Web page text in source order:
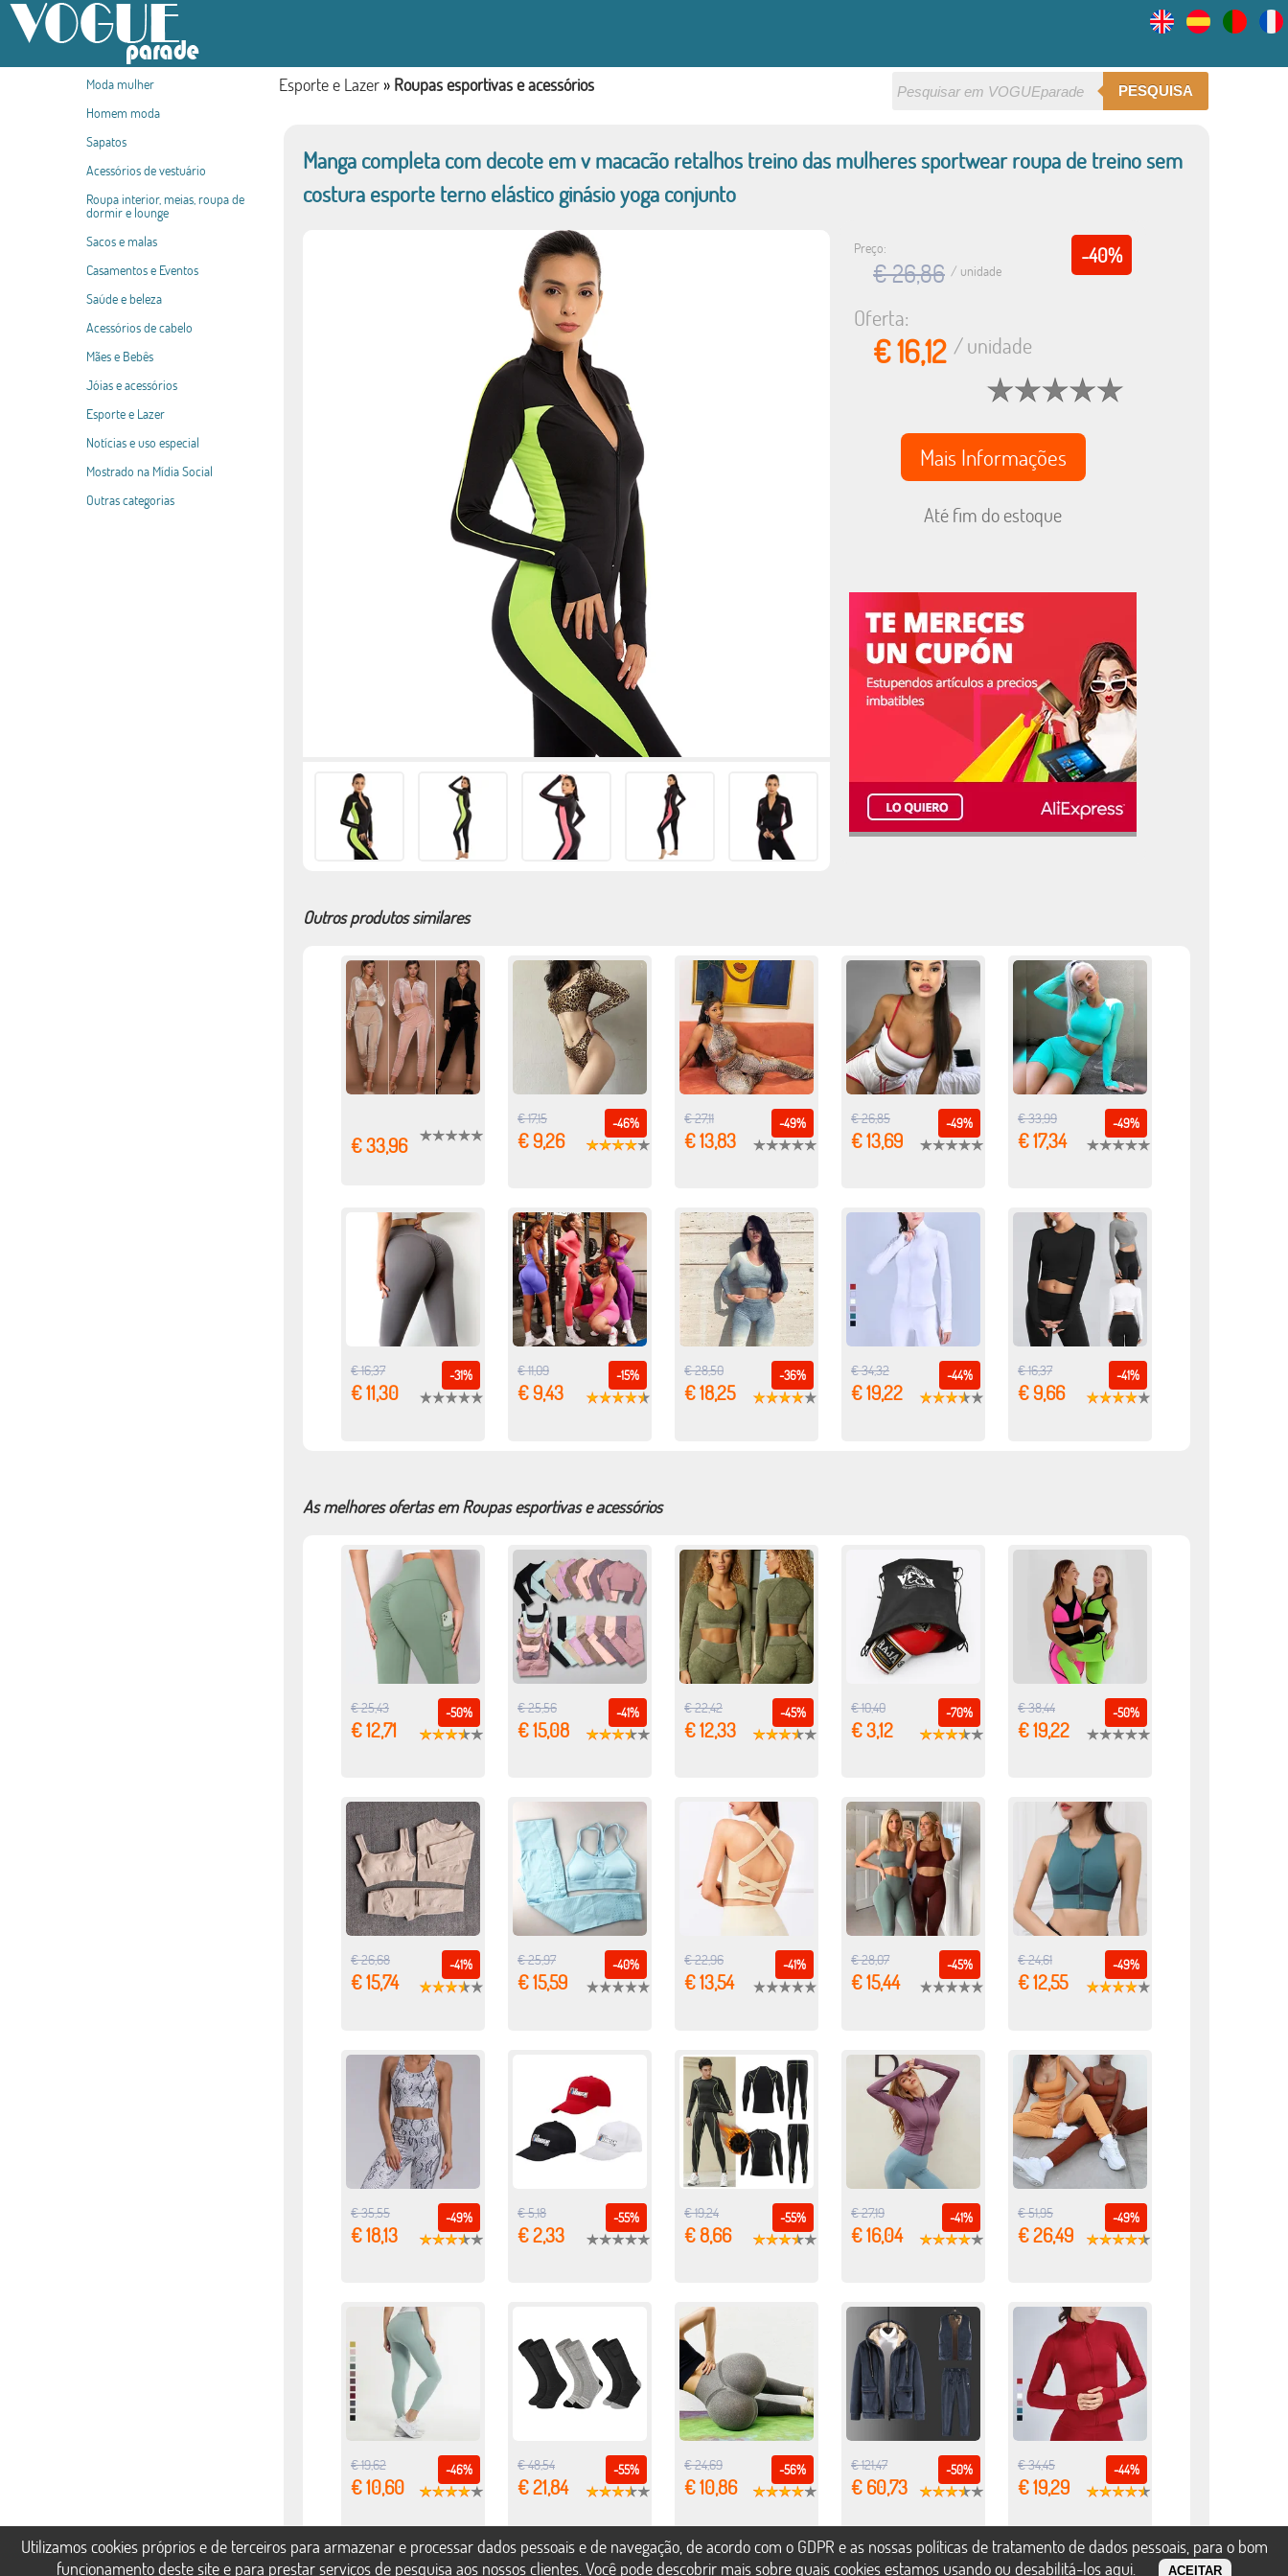
Moda mulher
Homem moda
Sapatos
Acessórios de vestuário
Roupa interior, meias, roupa de
dormir e lounge
Sacos e malas
Casamentos e Eventos
Saúde e beleza
Acessórios de cabelo
Mães e Bebês
Jóias e acessórios
Esporte e Lazer
Notícias e uso especial
Mostrado na Mídia Social
Outras categorias
PESQUISA
Esporte e Lazer » Roupas esportivas e acessórios
Manga completa com decote em v macacão retalhos treino das mulheres sportwear roupa de treino sem
costura esporte terno elástico ginásio yoga conjunto
-40%
Preço:
€ 26,86 / unidade
Oferta:
€ 16,12/ unidade
Mais Informações
Até fim do estoque
Outros produtos similares
€ 33,96
-46%
€ 17,15
€ 9,26
-49%
€ 27,11
€ 13,83
-49%
€ 26,85
€ 13,69
-49%
€ 33,99
€ 17,34
-31%
€ 16,37
€ 11,30
-15%
€ 11,09
€ 9,43
-36%
€ 28,50
€ 18,25
-44%
€ 34,32
€ 19,22
-41%
€ 16,37
€ 9,66
As melhores ofertas em Roupas esportivas e acessórios
-50%
€ 25,43
€ 12,71
-41%
€ 25,56
€ 15,08
-45%
€ 22,42
€ 12,33
-70%
€ 10,40
€ 3,12
-50%
€ 38,44
€ 19,22
-41%
€ 26,68
€ 15,74
-40%
€ 25,97
€ 15,59
-41%
€ 22,96
€ 13,54
-45%
€ 28,07
€ 15,44
-49%
€ 24,61
€ 12,55
-49%
€ 35,55
€ 18,13
-55%
€ 5,18
€ 2,33
-55%
€ 19,24
€ 8,66
-41%
€ 27,19
€ 16,04
-49%
€ 51,95
€ 26,49
-46%
€ 19,62
€ 10,60
-55%
€ 48,54
€ 21,84
-56%
€ 24,69
€ 10,86
-50%
€ 121,47
€ 60,73
-44%
€ 34,45
€ 19,29
Utilizamos cookies próprios e de terceiros para armazenar e processar dados pessoais e de navegação, de acordo com o GDPR e as nossas políticas de tratamento de dados pessoais, para o bom
funcionamento deste site e para prestar serviços de pesquisa aos nossos clientes. Você pode descobrir mais sobre quais cookies estamos usando ou desabilitá-losaqui. ACEITAR